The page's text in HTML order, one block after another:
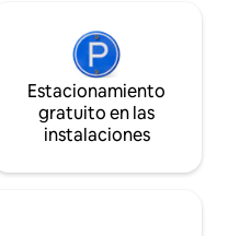
Estacionamiento
gratuito en las
instalaciones